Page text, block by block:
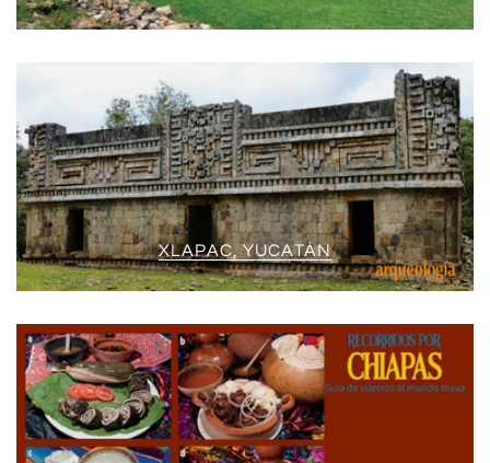
XLAPAC, YUCATÁN